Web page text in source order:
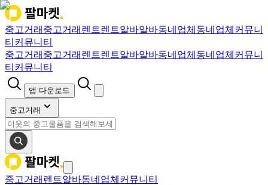
중고거래 중고거래 렌트렌트알바알바동네업체 동네업체 커뮤니
티 커뮤니티
중고거래 중고거래 렌트렌트알바알바동네업체 동네업체 커뮤니
티 커뮤니티
앱 다운로드
중고거래
중고거래 렌트알바동네업체 커뮤니티